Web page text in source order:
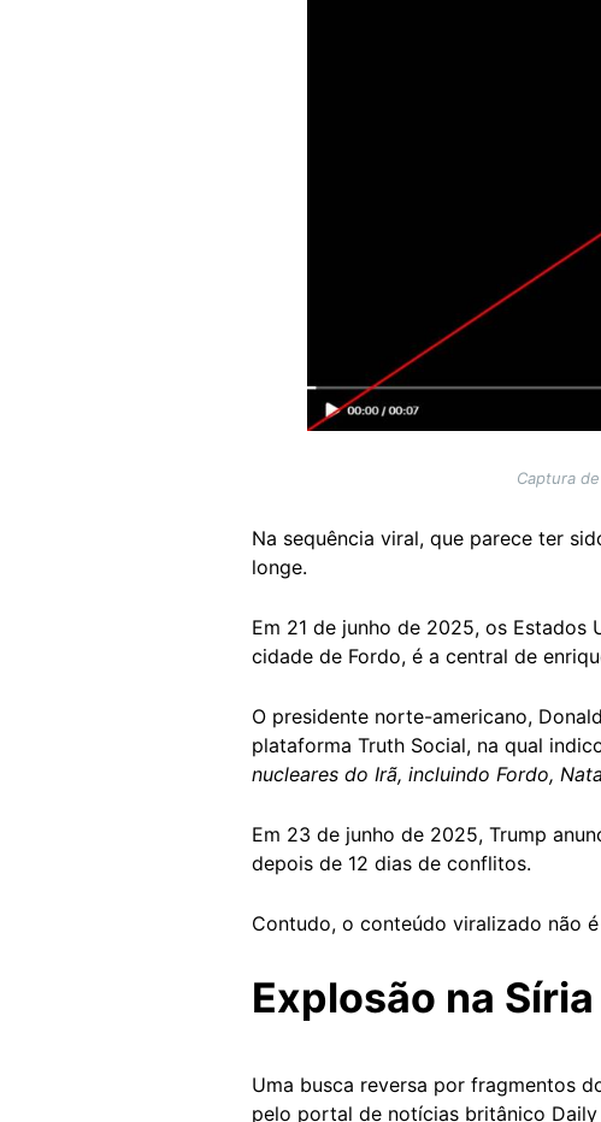
Captura
Na sequência viral, que parece ter
longe.
Em 21 de junho de 2025, os Estados
cidade de Fordo, é a central de
O presidente norte-americano,
plataforma Truth Social, na qual
nucleares do Irã, incluindo Fordo,
Em 23 de junho de 2025, Trump
depois de 12 dias de conflitos.
Contudo, o conteúdo viralizado não
Explosão na Síria
Uma busca reversa por fragmentos
pelo portal de notícias britânico Daily